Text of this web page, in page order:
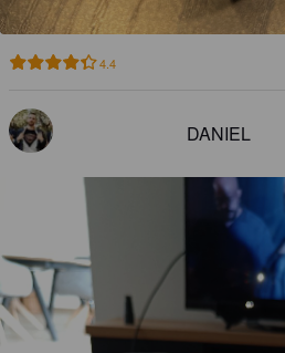
4.4
DANIEL